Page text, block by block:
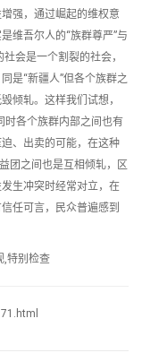
强，通过崛起的维权意
维吾尔人的“族群尊严”与
会是一个割裂的社会，
是“新疆人”但各个族群之
倾轧。这样我们试想，
时各个族群内部之间也有
、出卖的可能，在这种
团之间也是互相倾轧，区
生冲突时经常对立，在
任可言，民众普遍感到
,特别检查